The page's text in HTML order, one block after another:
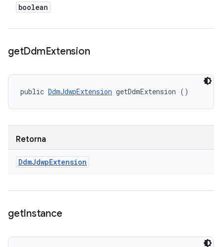
boolean
getDdmExtension
public DdmJdwpExtension getDdmExtension ()
Retorna
DdmJdwpExtension
getInstance